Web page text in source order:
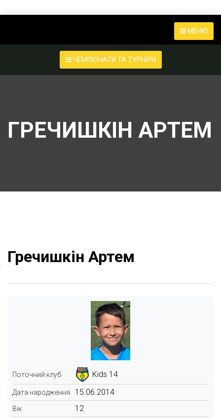
МЕНЮ
ЧЕМПІОНАТИ ТА ТУРНІРИ
ГРЕЧИШКІН АРТЕМ
Гречишкін Артем
Поточний клуб Kids 14
Дата народження 15.06.2014
Вік 12